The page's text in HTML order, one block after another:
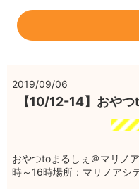
2019/09/06
【10/12-14】おや
おやつtoまるしぇ＠マリノ
時～16時場所：マリノアシ